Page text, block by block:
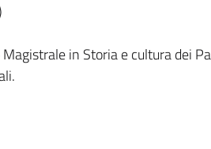
in Storia e cultura dei